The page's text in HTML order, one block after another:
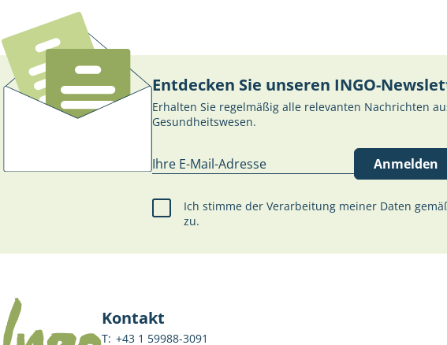
Entdecken Sie unseren INGO-
Erhalten Sie regelmäßig alle relevanten Nachrichten
Gesundheitswesen.
Anmelden
Ich stimme der Verarbeitung meiner Daten
zu.
Kontakt
T: +43 1 59988-3091